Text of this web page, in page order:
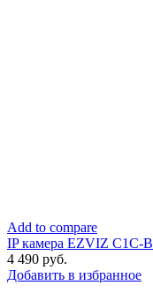
Add to compare
IP камера EZVIZ C1C-B
4 490 руб.
Добавить в избранное